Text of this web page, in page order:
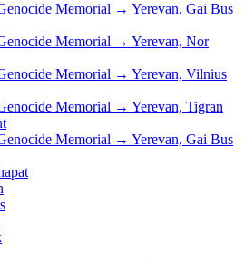
Memorial → Yerevan, Gai Bus
Memorial → Yerevan, Nor
Memorial → Yerevan, Vilnius
Memorial → Yerevan, Tigran
Memorial → Yerevan, Gai Bus